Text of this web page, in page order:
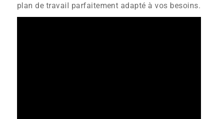
plan de travail parfaitement adapté à vos besoins.